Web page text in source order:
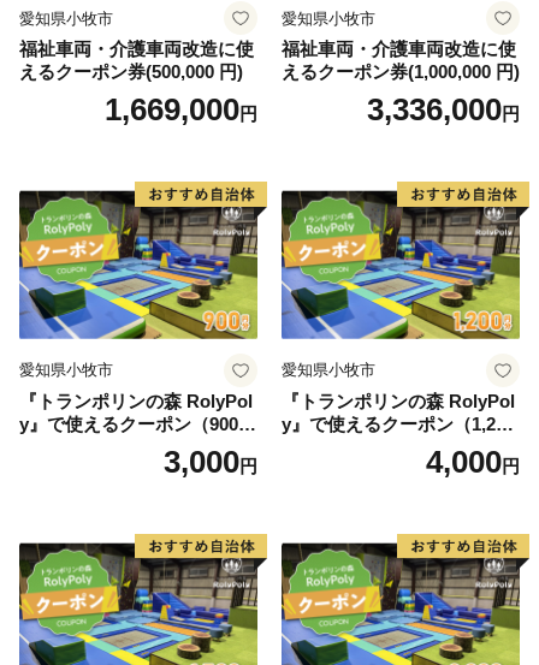
愛知県小牧市
福祉車両・介護車両改造に使
えるクーポン券(500,000 円)
1,669,000円
愛知県小牧市
福祉車両・介護車両改造に使
えるクーポン券(1,000,000 円)
3,336,000円
愛知県小牧市
『トランポリンの森 RolyPol
y』で使えるクーポン（900
3,000円
愛知県小牧市
『トランポリンの森 RolyPol
y』で使えるクーポン（1,200
4,000円